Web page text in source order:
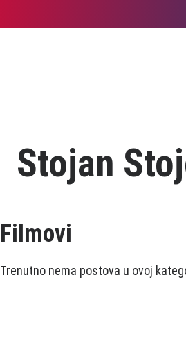
Stojan
Filmovi
Trenutno nema postova u ovoj